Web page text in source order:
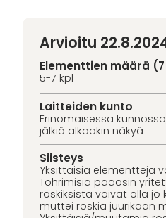
Arvioitu
Elementtien määrä
5-7 kpl
Laitteiden kunto
Erinomaisessa
jälkiä alkaakin näkyä
Siisteys
Yksittäisiä elementtejä
Töhrimisiä pääosin
roskiksista voivat olla jo
muttei roskia juurikaan